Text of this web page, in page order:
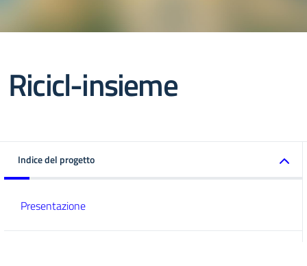
Ricicl-insieme
Indice del progetto
Presentazione